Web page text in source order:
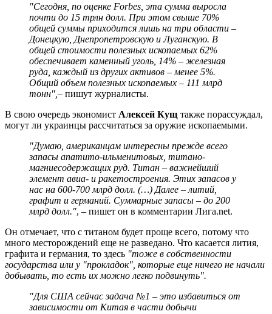
"Сегодня, по оценке Forbes, эта сумма выросла
почти до 15 трлн долл. При этом свыше 70%
общей суммы приходится лишь на три области –
Донецкую, Днепропетровскую и Луганскую. В
общей стоимости полезных ископаемых 62%
обеспечивает каменный уголь, 14% – железная
руда, каждый из других активов – менее 5%.
Общий объем полезных ископаемых – 111 млрд
тонн", – пишут журналисты.
В свою очередь экономист Алексей Кущ также порассуждал,
могут ли украинцы рассчитаться за оружие ископаемыми.
"Думаю, американцам интересны прежде всего
запасы апатито-ильменитовых, титано-
магниесодержащих руд. Титан – важнейший
элемент авиа- и ракетостроения. Этих запасов у
нас на 600-700 млрд долл. (…) Далее – литий,
графит и германий. Суммарные запасы – до 200
млрд долл.", – пишет он в комментарии Лига.net.
Он отмечает, что с титаном будет проще всего, потому что
много месторождений еще не разведано. Что касается лития,
графита и германия, то здесь "тоже в собственности
государства или у "прокладок", которые еще ничего не начали
добывать, то есть их можно легко подвинуть".
"Для США сейчас задача №1 – это избавиться от
зависимости от Китая в части добычи